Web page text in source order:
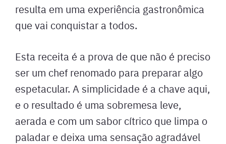
resulta em uma experiência gastronômica
que vai conquistar a todos.
Esta receita é a prova de que não é preciso
ser um chef renomado para preparar algo
espetacular. A simplicidade é a chave aqui,
e o resultado é uma sobremesa leve,
aerada e com um sabor cítrico que limpa o
paladar e deixa uma sensação agradável